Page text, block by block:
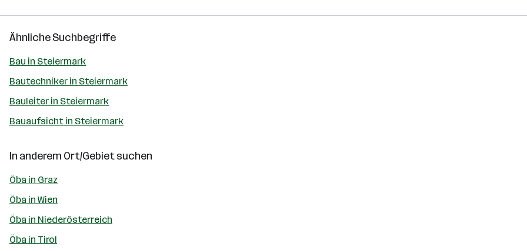
Ähnliche Suchbegriffe
Bau in Steiermark
Bautechniker in Steiermark
Bauleiter in Steiermark
Bauaufsicht in Steiermark
In anderem Ort/Gebiet suchen
Öba in Graz
Öba in Wien
Öba in Niederösterreich
Öba in Tirol